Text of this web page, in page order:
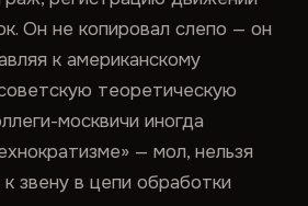
Он не копировал слепо — он
к американскому
теоретическую
москвичи иногда
— мол, нельзя
звену в цепи обработки